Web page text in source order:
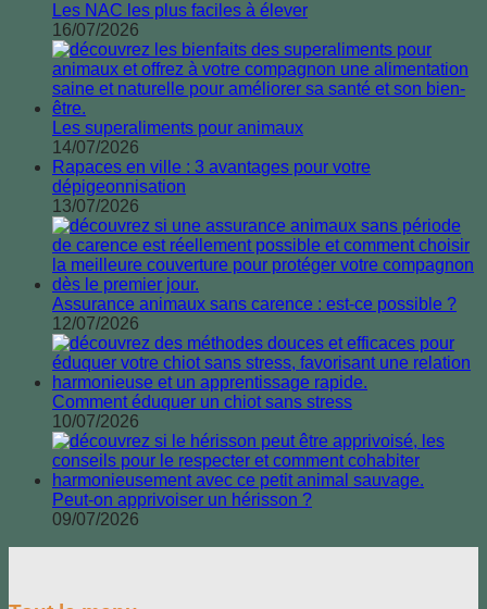
Les NAC les plus faciles à élever
16/07/2026
Les superaliments pour animaux
14/07/2026
Rapaces en ville : 3 avantages pour votre
dépigeonnisation
13/07/2026
Assurance animaux sans carence : est-ce possible ?
12/07/2026
Comment éduquer un chiot sans stress
10/07/2026
Peut-on apprivoiser un hérisson ?
09/07/2026